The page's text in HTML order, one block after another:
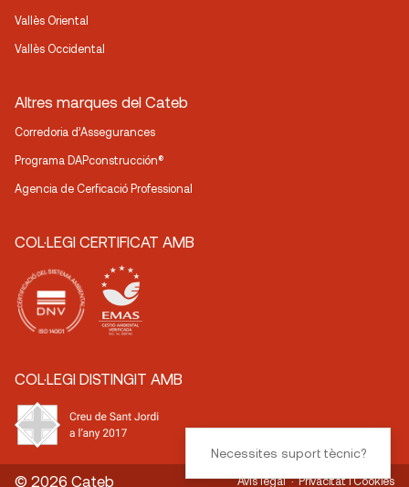
Vallès Oriental
Vallès Occidental
Altres marques del Cateb
Corredoria d’Assegurances
Programa DAPconstrucción®
Agencia de Cerficació Professional
COL·LEGI CERTIFICAT AMB
COL·LEGI DISTINGIT AMB
© 2026 Cateb Avís legal Privacitat i Cookies
Necessites suport tècnic?